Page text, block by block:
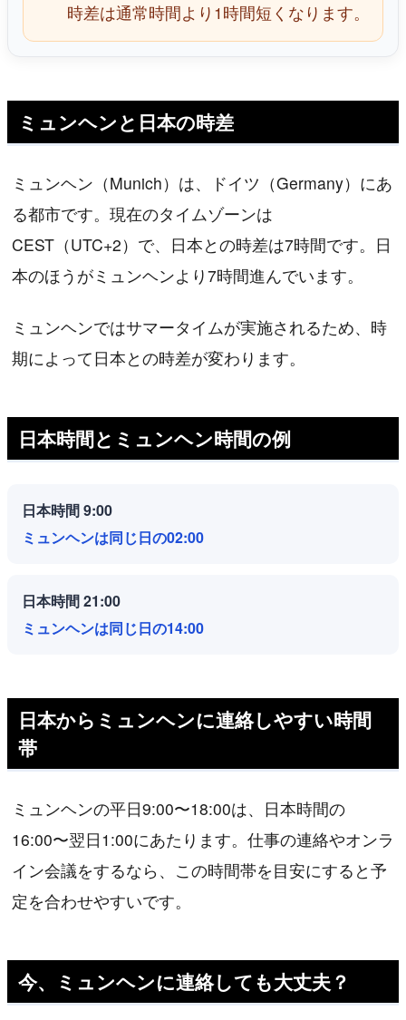
時差は通常時間より1時間短くなります。
ミュンヘンと日本の時差
ミュンヘン（Munich）は、ドイツ（Germany）にあ
る都市です。現在のタイムゾーンは
CEST（UTC+2）で、日本との時差は7時間です。日
本のほうがミュンヘンより7時間進んでいます。
ミュンヘンではサマータイムが実施されるため、時
期によって日本との時差が変わります。
日本時間とミュンヘン時間の例
日本時間 9:00
ミュンヘンは同じ日の02:00
日本時間 21:00
ミュンヘンは同じ日の14:00
日本からミュンヘンに連絡しやすい時間
帯
ミュンヘンの平日9:00〜18:00は、日本時間の
16:00〜翌日1:00にあたります。仕事の連絡やオンラ
イン会議をするなら、この時間帯を目安にすると予
定を合わせやすいです。
今、ミュンヘンに連絡しても大丈夫？